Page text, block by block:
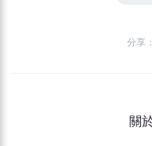
分享：
關